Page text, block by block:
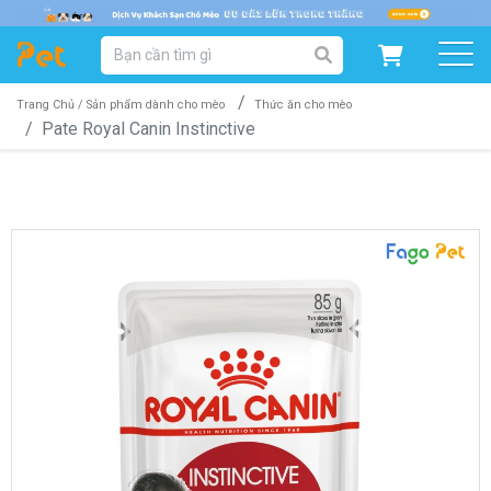
DANH MỤC SẢN PHẨM
SẢN PHẨM DÀNH CHO MÈO SẢN PHẨM DÀNH CHO CHÓ
Trang Chủ / Sản phẩm dành cho mèo Thức ăn cho mèo
Pate Royal Canin Instinctive